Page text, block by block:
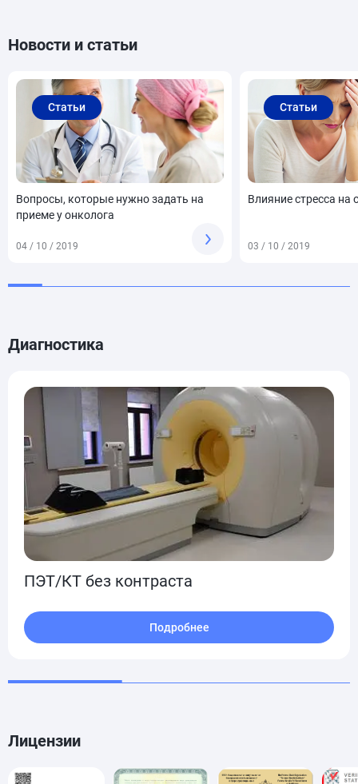
Новости и статьи
Статьи
Вопросы, которые нужно задать на
приеме у онколога
04 / 10 / 2019
Статьи
Влияние стресса на
03 / 10 / 2019
Диагностика
ПЭТ/КТ без контраста
Подробнее
Лицензии